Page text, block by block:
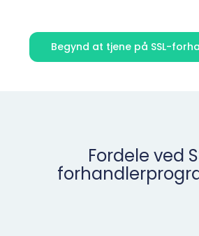
Begynd at tjene på SSL-
Fordele ved